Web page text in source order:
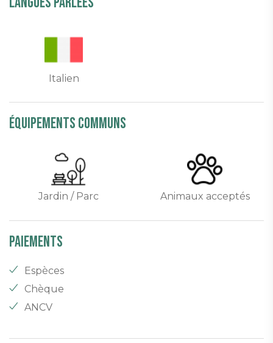
Italien
équipements communs
Jardin / Parc Animaux acceptés
Paiements
Espèces
Chèque
ANCV